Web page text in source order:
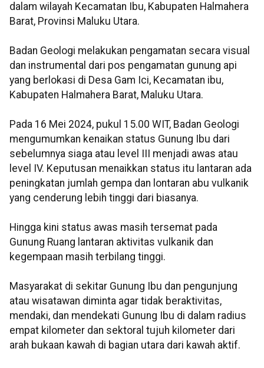
dalam wilayah Kecamatan Ibu, Kabupaten Halmahera
Barat, Provinsi Maluku Utara.
Badan Geologi melakukan pengamatan secara visual
dan instrumental dari pos pengamatan gunung api
yang berlokasi di Desa Gam Ici, Kecamatan ibu,
Kabupaten Halmahera Barat, Maluku Utara.
Pada 16 Mei 2024, pukul 15.00 WIT, Badan Geologi
mengumumkan kenaikan status Gunung Ibu dari
sebelumnya siaga atau level III menjadi awas atau
level IV. Keputusan menaikkan status itu lantaran ada
peningkatan jumlah gempa dan lontaran abu vulkanik
yang cenderung lebih tinggi dari biasanya.
Hingga kini status awas masih tersemat pada
Gunung Ruang lantaran aktivitas vulkanik dan
kegempaan masih terbilang tinggi.
Masyarakat di sekitar Gunung Ibu dan pengunjung
atau wisatawan diminta agar tidak beraktivitas,
mendaki, dan mendekati Gunung Ibu di dalam radius
empat kilometer dan sektoral tujuh kilometer dari
arah bukaan kawah di bagian utara dari kawah aktif.